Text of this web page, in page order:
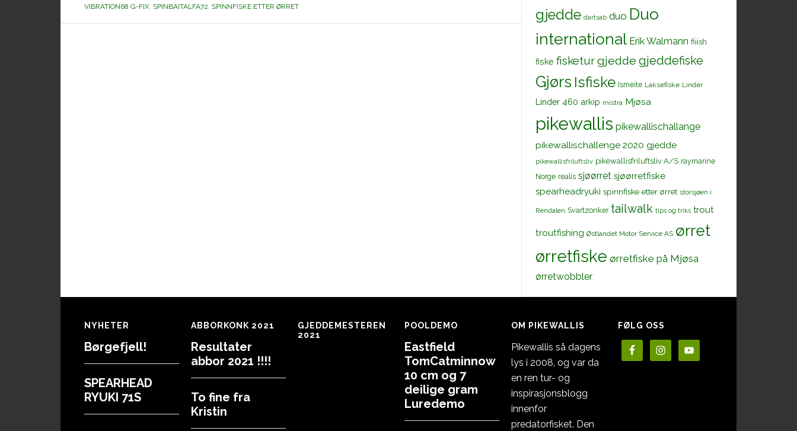
VIBRATION68 G-FIX SPINBAITALFA72 SPINNFISKE ETTER ØRRET
gjedde dartsab duo Duo
international Erik Walmann fiiish
fiske fisketurgjedde gjeddefiske
Gjørs Isfiske Ismeite Laksefiske Linder
Linder 460 arkip mistra Mjøsa
pikewallis pikewallischallange
pikewallischallenge 2020 gjedde
pikewallisfriluftsliv pikewallisfriluftsliv A/S raymarine
Norge realis sjøørret sjøørretfiske
spearheadryuki spinnfiske etter ørret storsjøen i
Rendalen Svartzonker tailwalk tips og triks trout
troutfishing Østlandet Motor Service AS ørret
ørretfiske ørretfiske på Mjøsa
ørretwobbler
Footer
NYHETER
Børgefjell!
SPEARHEAD
RYUKI 71S
ABBORKONK 2021
Resultater
abbor 2021 !!!!
To fine fra
Kristin
GJEDDEMESTEREN
2021
POOLDEMO
Eastfield
TomCatminnow
10 cm og 7
deilige gram
Luredemo
OM PIKEWALLIS
Pikewallis så dagens
lys i 2008, og var da
en ren tur- og
inspirasjonsblogg
innenfor
predatorfisket. Den
FØLG OSS